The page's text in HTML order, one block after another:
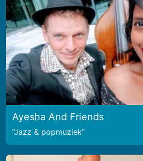
Ayesha And Friends
Jazz & popmuziek